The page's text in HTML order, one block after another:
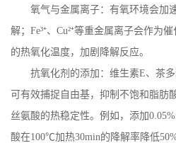
氧气与金属离子：有氧环境会加
解； Fe³⁺、 Cu²⁺等重金属离子会作为
的热氧化温度，加剧降解反应。
抗氧化剂的添加：维生素E、茶
可有效捕捉自由基，抑制不饱和脂肪
丝氨酸的热稳定性。例如，添加0.05%
酸在100℃加热30min的降解率降低